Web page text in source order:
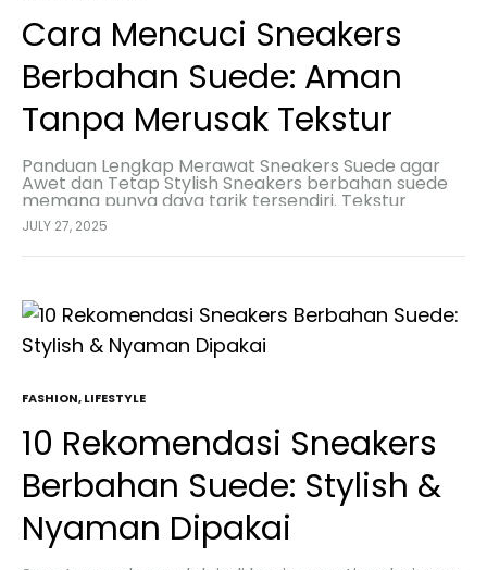
Cara Mencuci Sneakers
Berbahan Suede: Aman
Tanpa Merusak Tekstur
Panduan Lengkap Merawat Sneakers Suede agar
Awet dan Tetap Stylish Sneakers berbahan suede
memang punya daya tarik tersendiri. Tekstur
lembut dan tampilannya yang mewah bikin sepatu
ini jadi favorit banyak…
JULY 27, 2025
FASHION,LIFESTYLE
10 Rekomendasi Sneakers
Berbahan Suede: Stylish &
Nyaman Dipakai